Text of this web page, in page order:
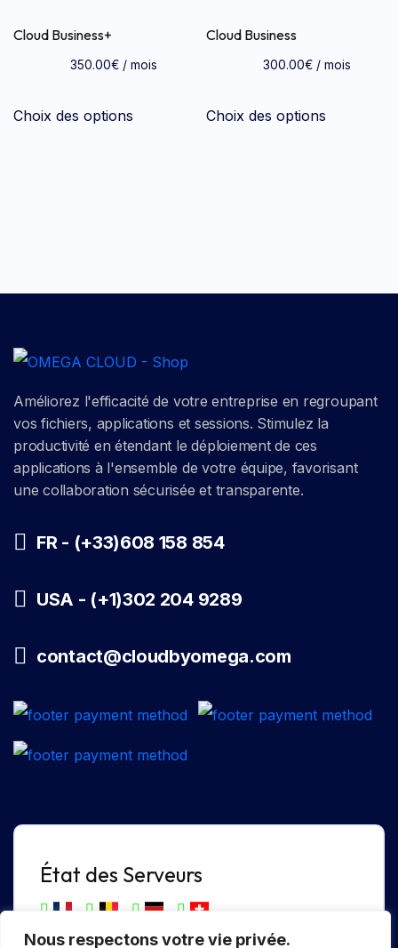
Nous respectons votre vie privée.
Cloud Business+
350.00€ / mois
Choix des options
Cloud Business
300.00€ / mois
Choix des options
Améliorez l'efficacité de votre entreprise en regroupant
vos fichiers, applications et sessions. Stimulez la
productivité en étendant le déploiement de ces
applications à l'ensemble de votre équipe, favorisant
une collaboration sécurisée et transparente.
FR - (+33)608 158 854
USA - (+1)302 204 9289
contact@cloudbyomega.com
État des Serveurs